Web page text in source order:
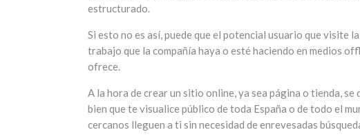
estructurado.
Si esto no es así, puede que el potencial usuario que visite
trabajo que la compañía haya o esté haciendo en medios
ofrece.
A la hora de crear un sitio online, ya sea página o tienda, se
bien que te visualice público de toda España o de todo el
cercanos lleguen a ti sin necesidad de enrevesadas